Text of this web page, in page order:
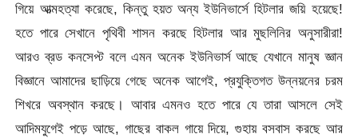
গিয়ে আত্মহত্যা করেছে, কিন্তু হয়ত অন্য ইউনিভার্সে হিটলার জয়ি হয়েছে!
হতে পারে সেখানে পৃথিবী শাসন করছে হিটলার আর মুছলিনির অনুসারীরা!
আরও ব্রড কনসেপ্ট বলে এমন অনেক ইউনিভার্স আছে যেখানে মানুষ জ্ঞান
বিজ্ঞানে আমাদের ছাড়িয়ে গেছে অনেক আগেই, প্রযুক্তিগত উন্নয়নের চরম
শিখরে অবস্থান করছে। আবার এমনও হতে পারে যে তারা আসলে সেই
আদিমযুগেই পড়ে আছে, গাছের বাকল গায়ে দিয়ে, গুহায় বসবাস করছে আর